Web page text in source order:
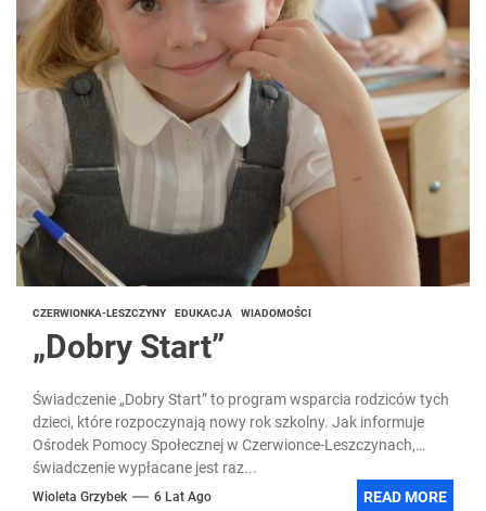
CZERWIONKA-LESZCZYNY EDUKACJA WIADOMOŚCI
„Dobry Start”
Świadczenie „Dobry Start” to program wsparcia rodziców tych
dzieci, które rozpoczynają nowy rok szkolny. Jak informuje
Ośrodek Pomocy Społecznej w Czerwionce-Leszczynach,
świadczenie wypłacane jest raz...
Wioleta Grzybek 6 Lat Ago READ MORE